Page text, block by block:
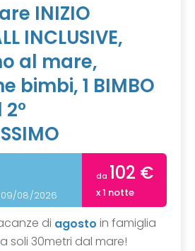
INIZIO
INCLUSIVE,
al mare,
bimbi, 1 BIMBO
2°
08/2026
da 102 €
x 1 notte
di agosto in famiglia
a soli 30metri dal mare!